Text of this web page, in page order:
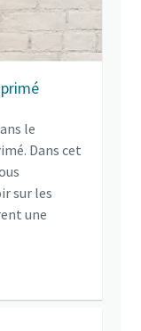
le
Dans cet
sur les
une